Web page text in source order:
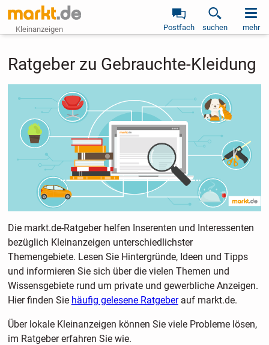
Kleinanzeigen Postfach suchen mehr
Ratgeber zu Gebrauchte-Kleidung
Die markt.de-Ratgeber helfen Inserenten und Interessenten
bezüglich Kleinanzeigen unterschiedlichster
Themengebiete. Lesen Sie Hintergründe, Ideen und Tipps
und informieren Sie sich über die vielen Themen und
Wissensgebiete rund um private und gewerbliche Anzeigen.
Hier finden Sie häufig gelesene Ratgeberauf markt.de.
Über lokale Kleinanzeigen können Sie viele Probleme lösen,
im Ratgeber erfahren Sie wie.